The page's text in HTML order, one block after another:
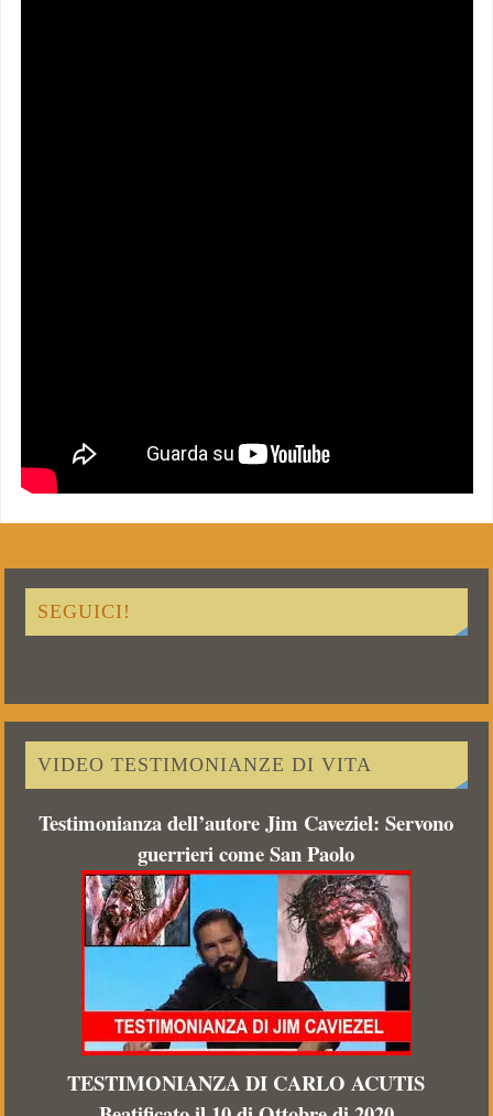
SEGUICI!
VIDEO TESTIMONIANZE DI VITA
Testimonianza dell’autore Jim Caveziel: Servono
guerrieri come San Paolo
TESTIMONIANZA DI CARLO ACUTIS